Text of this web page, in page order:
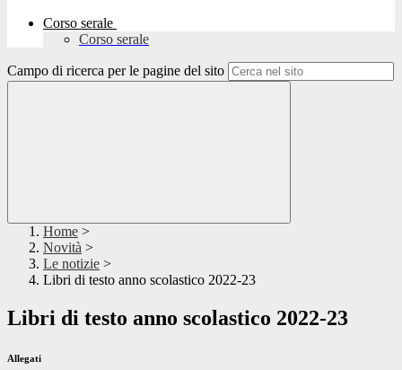
Corso serale
Corso serale
Campo di ricerca per le pagine del sito
Home >
Novità >
Le notizie >
Libri di testo anno scolastico 2022-23
Libri di testo anno scolastico 2022-23
Allegati